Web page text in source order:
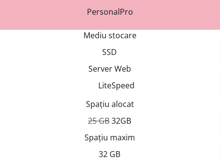
PersonalPro
Mediu stocare
SSD
Server Web
LiteSpeed
Spațiu alocat
25 GB32GB
Spațiu maxim
32 GB